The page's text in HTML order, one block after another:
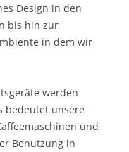
Design in den
bis hin zur
in dem wir
werden
bedeutet unsere
und
Benutzung in